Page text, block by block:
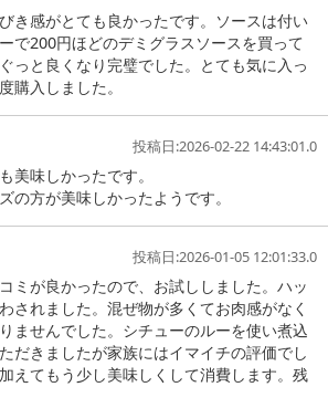
離島地域またはクール便でのお届けが出
込みいただけませんので、ご了承ください
柔らかジューシーなハンバーグです。
ーグ】
柔らかジューシーなハンバーグに3種のチー
き感がとても良かったです。ソースは付い
で200円ほどのデミグラスソースを買って
っと良くなり完璧でした。とても気に入っ
購入しました。
投稿日:2026-02-22 14:43:01.0
美味しかったです。
の方が美味しかったようです。
投稿日:2026-01-05 12:01:33.0
ミが良かったので、お試ししました。ハッ
されました。混ぜ物が多くてお肉感がなく
ませんでした。シチューのルーを使い煮込
だきましたが家族にはイマイチの評価でし
えてもう少し美味しくして消費します。残